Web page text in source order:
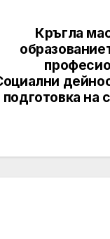
Кръгла
подготовка на